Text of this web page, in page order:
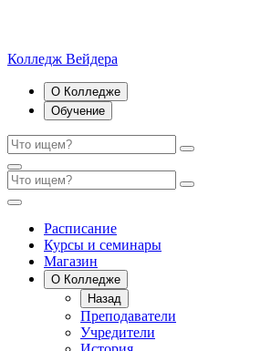
Колледж Вейдера
О Колледже
Обучение
Расписание
Курсы и семинары
Магазин
О Колледже
Назад
Преподаватели
Учредители